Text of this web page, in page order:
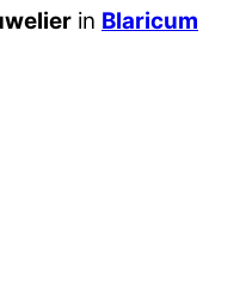
in Blaricum